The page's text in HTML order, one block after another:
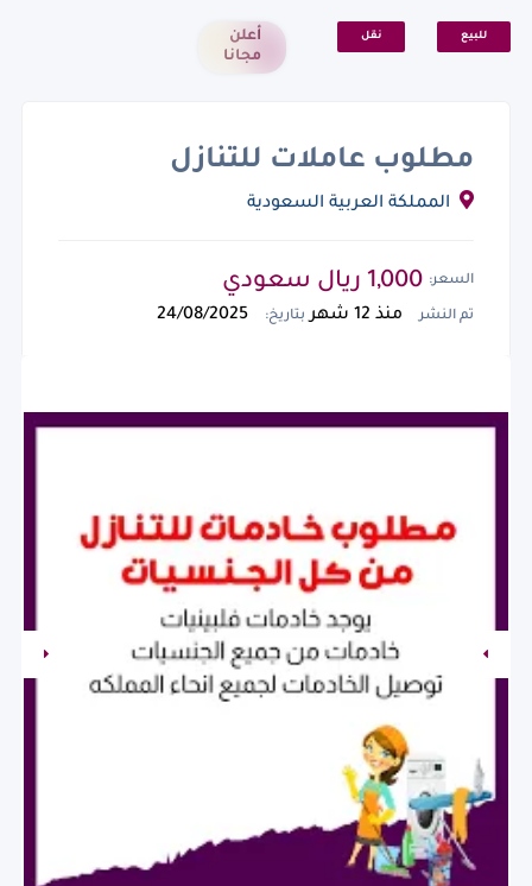
للبيع نقل
أعلن
مجانا
مطلوب عاملات للتنازل
السعر:
تم النشر منذ 12 شهر بتاريخ: